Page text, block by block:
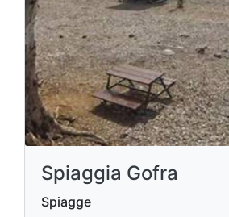
Spiaggia Gofra
Spiagge